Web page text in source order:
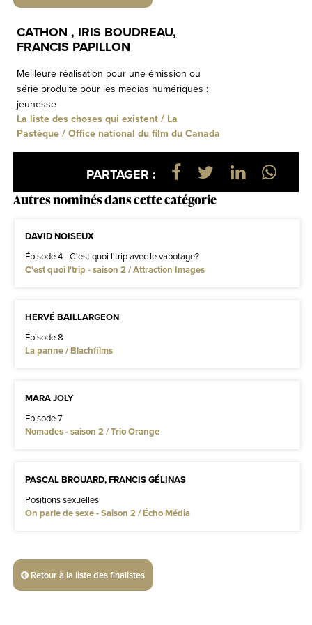
CATHON , IRIS BOUDREAU,
FRANCIS PAPILLON
Meilleure réalisation pour une émission ou
série produite pour les médias numériques :
jeunesse
La liste des choses qui existent / La
Pastèque / Office national du film du Canada
PARTAGER :
Autres nominés dans cette catégorie
DAVID NOISEUX
Épisode 4 - C'est quoi l'trip avec le vapotage?
C'est quoi l'trip - saison 2 / Attraction Images
HERVÉ BAILLARGEON
Épisode 8
La panne / Blachfilms
MARA JOLY
Épisode 7
Nomades - saison 2 / Trio Orange
PASCAL BROUARD, FRANCIS GÉLINAS
Positions sexuelles
On parle de sexe - Saison 2 / Écho Média
Retour à la liste des finalistes